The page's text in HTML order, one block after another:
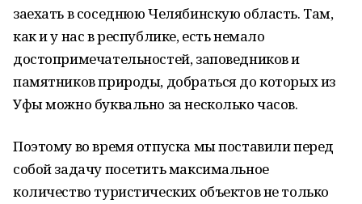
заехать в соседнюю Челябинскую область. Там,
как и у нас в республике, есть немало
достопримечательностей, заповедников и
памятников природы, добраться до которых из
Уфы можно буквально за несколько часов.
Поэтому во время отпуска мы поставили перед
собой задачу посетить максимальное
количество туристических объектов не только